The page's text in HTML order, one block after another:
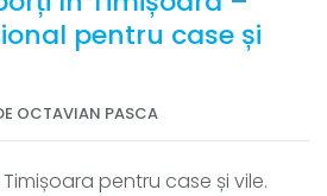
pentru case și
OCTAVIAN PASCA
pentru case și vile.